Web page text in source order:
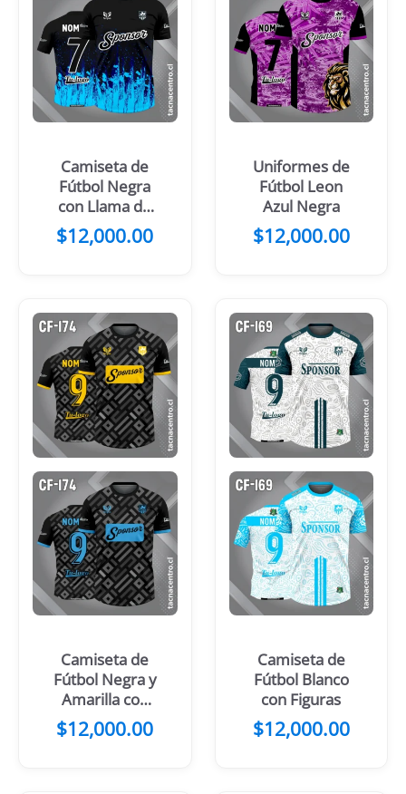
Camiseta de
Fútbol Negra
con Llama de
Fuego Naranja
$12,000.00
Uniformes de
Fútbol Leon
Azul Negra
$12,000.00
Camiseta de
Fútbol Negra y
Amarilla con
Patrones
Grises
$12,000.00
Camiseta de
Fútbol Blanco
con Figuras
$12,000.00